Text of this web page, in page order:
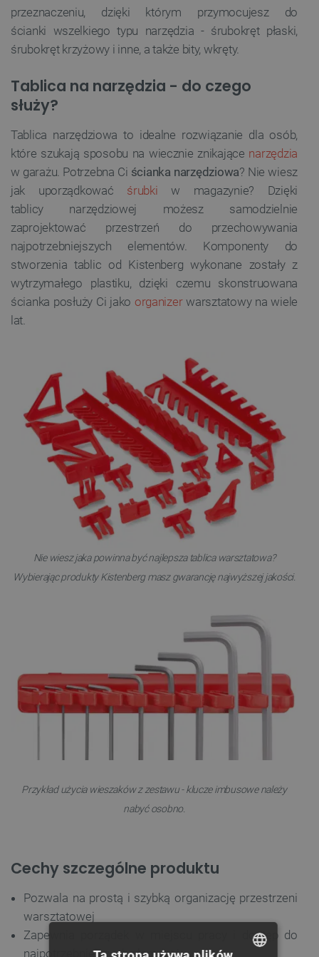
przeznaczeniu, dzięki którym przymocujesz do
ścianki wszelkiego typu narzędzia - śrubokręt płaski,
śrubokręt krzyżowy i inne, a także bity, wkręty.
Tablica na narzędzia - do czego
służy?
Tablica narzędziowa to idealne rozwiązanie dla osób,
które szukają sposobu na wiecznie znikające narzędzia
w garażu. Potrzebna Ci ścianka narzędziowa? Nie wiesz
jak uporządkować śrubki w magazynie? Dzięki
tablicy narzędziowej możesz samodzielnie
zaprojektować przestrzeń do przechowywania
najpotrzebniejszych elementów. Komponenty do
stworzenia tablic od Kistenberg wykonane zostały z
wytrzymałego plastiku, dzięki czemu skonstruowana
ścianka posłuży Ci jako organizerwarsztatowy na wiele
lat.
Nie wiesz jaka powinna być najlepsza tablica warsztatowa?
Wybierając produkty Kistenberg masz gwarancję najwyższej jakości.
Przykład użycia wieszaków z zestawu - klucze imbusowe należy
nabyć osobno.
Cechy szczególne produktu
Pozwala na prostą i szybką organizację przestrzeni
warsztatowej
Zapewnia porządek w miejscu pracy i dostęp do
najpotrzebniejszych elementów